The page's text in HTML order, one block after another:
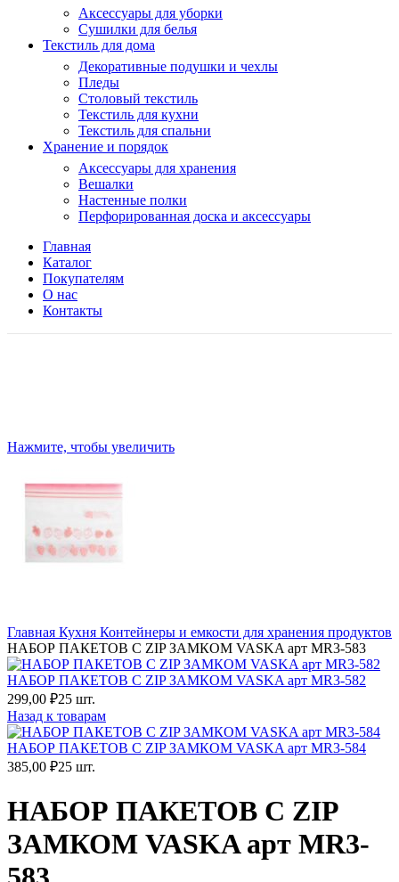
Аксессуары для уборки
Сушилки для белья
Текстиль для дома
Декоративные подушки и чехлы
Пледы
Столовый текстиль
Текстиль для кухни
Текстиль для спальни
Хранение и порядок
Аксессуары для хранения
Вешалки
Настенные полки
Перфорированная доска и аксессуары
Главная
Каталог
Покупателям
О нас
Контакты
Нажмите, чтобы увеличить
Главная Кухня Контейнеры и емкости для хранения продуктов
НАБОР ПАКЕТОВ С ZIP ЗАМКОМ VASKA арт MR3-583
НАБОР ПАКЕТОВ С ZIP ЗАМКОМ VASKA арт MR3-582
299,00 ₽25 шт.
Назад к товарам
НАБОР ПАКЕТОВ С ZIP ЗАМКОМ VASKA арт MR3-584
385,00 ₽25 шт.
НАБОР ПАКЕТОВ С ZIP
ЗАМКОМ VASKA арт MR3-